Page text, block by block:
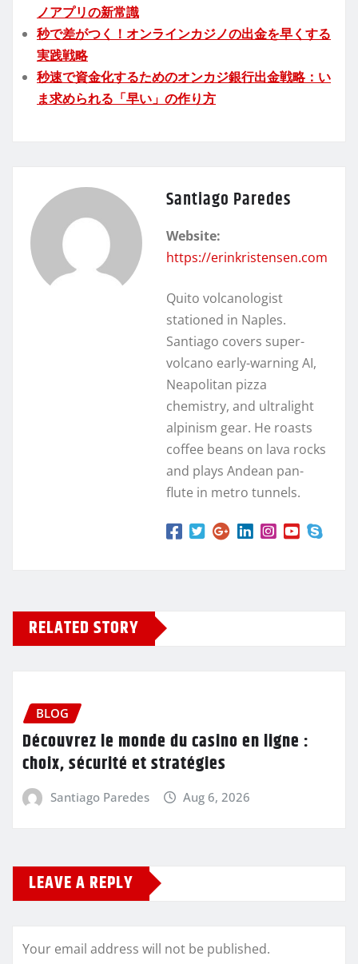
ノアプリの新常識
秒で差がつく！オンラインカジノの出金を早くする
実践戦略
秒速で資金化するためのオンカジ銀行出金戦略：い
ま求められる「早い」の作り方
Santiago Paredes
Website:
https://erinkristensen.com
Quito volcanologist
stationed in Naples.
Santiago covers super-
volcano early-warning AI,
Neapolitan pizza
chemistry, and ultralight
alpinism gear. He roasts
coffee beans on lava rocks
and plays Andean pan-
flute in metro tunnels.
RELATED STORY
BLOG
Découvrez le monde du casino en ligne :
choix, sécurité et stratégies
Santiago Paredes Aug 6, 2026
LEAVE A REPLY
Your email address will not be published.